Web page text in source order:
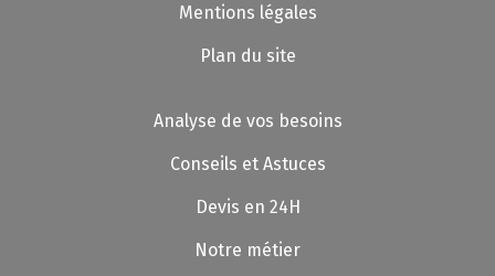
Mentions légales
Plan du site
Analyse de vos besoins
Conseils et Astuces
Devis en 24H
Notre métier